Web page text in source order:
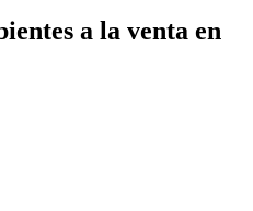
a la venta en